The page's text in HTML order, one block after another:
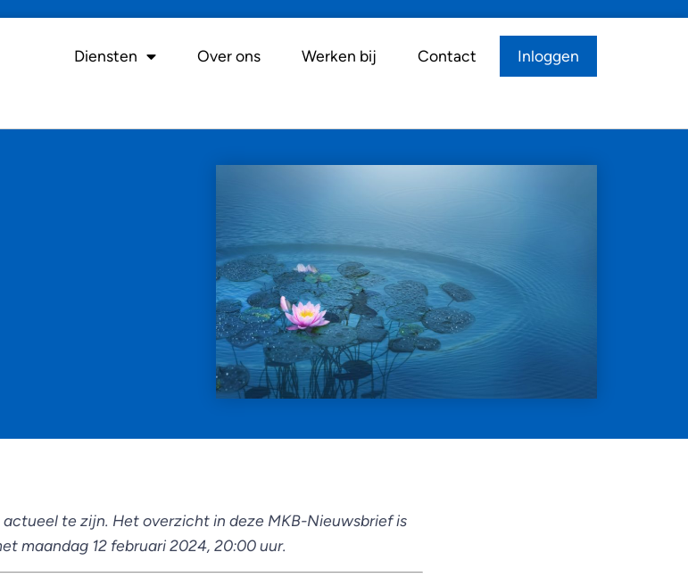
Diensten Over ons Werken bij Contact Inloggen
te zijn. Het overzicht in deze MKB-Nieuwsbrief is
maandag 12 februari 2024, 20:00 uur.